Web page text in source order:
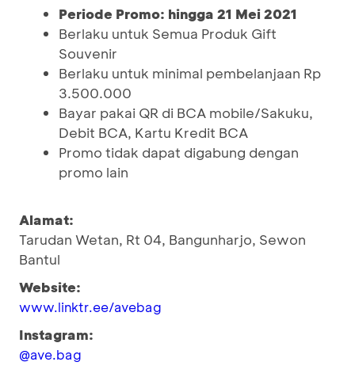
Periode Promo: hingga 21 Mei 2021
Berlaku untuk Semua Produk Gift
Souvenir
Berlaku untuk minimal pembelanjaan Rp
3.500.000
Bayar pakai QR di BCA mobile/Sakuku,
Debit BCA, Kartu Kredit BCA
Promo tidak dapat digabung dengan
promo lain
Alamat:
Tarudan Wetan, Rt 04, Bangunharjo, Sewon
Bantul
Website:
www.linktr.ee/avebag
Instagram:
@ave.bag